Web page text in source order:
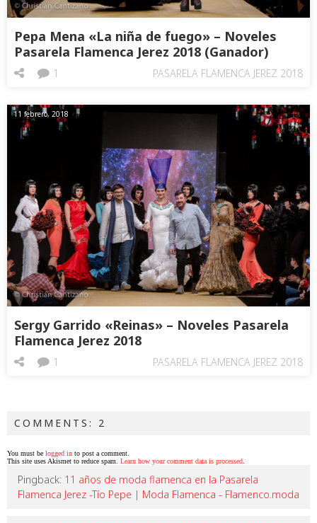
Pepa Mena «La niña de fuego» – Noveles
Pasarela Flamenca Jerez 2018 (Ganador)
PASARELA FLAMENCA JEREZ 2018
1
11 febrero, 2018
Sergy Garrido «Reinas» – Noveles Pasarela
Flamenca Jerez 2018
PASARELA FLAMENCA JEREZ 2018
1
COMMENTS: 2
You must be logged in to post a comment.
This site uses Akismet to reduce spam. Learn how your comment data is processed.
Pingback: 11 años de moda flamenca en la Pasarela
Flamenca Jerez -Tío Pepe | Moda Flamenca - Flamenco.moda